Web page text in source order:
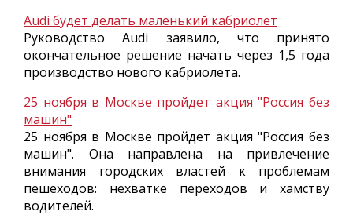
Audi будет делать маленький кабриолет
Руководство Audi заявило, что принято
окончательное решение начать через 1,5 года
производство нового кабриолета.
25 ноября в Москве пройдет акция "Россия без
машин"
25 ноября в Москве пройдет акция "Россия без
машин". Она направлена на привлечение
внимания городских властей к проблемам
пешеходов: нехватке переходов и хамству
водителей.